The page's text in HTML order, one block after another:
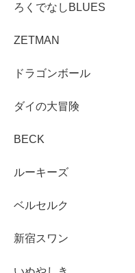
ろくでなしBLUES
ZETMAN
ドラゴンボール
ダイの大冒険
BECK
ルーキーズ
ベルセルク
新宿スワン